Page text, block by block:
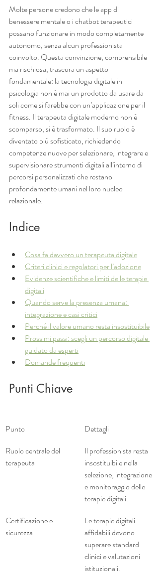
Molte persone credono che le app di
benessere mentale o i chatbot terapeutici
possano funzionare in modo completamente
autonomo, senza alcun professionista
coinvolto. Questa convinzione, comprensibile
ma rischiosa, trascura un aspetto
fondamentale: la tecnologia digitale in
psicologia non è mai un prodotto da usare da
soli come si farebbe con un’applicazione per il
fitness. Il terapeuta digitale moderno non è
scomparso, si è trasformato. Il suo ruolo è
diventato più sofisticato, richiedendo
competenze nuove per selezionare, integrare e
supervisionare strumenti digitali all’interno di
percorsi personalizzati che restano
profondamente umani nel loro nucleo
relazionale.
Indice
Cosa fa davvero un terapeuta digitale
Criteri clinici e regolatori per l’adozione
Evidenze scientifiche e limiti delle terapie
digitali
Quando serve la presenza umana:
integrazione e casi critici
Perché il valore umano resta insostituibile
Prossimi passi: scegli un percorso digitale
guidato da esperti
Domande frequenti
Punti Chiave
Punto
Dettagli
Ruolo centrale del
terapeuta
Il professionista resta
insostituibile nella
selezione, integrazione
e monitoraggio delle
terapie digitali.
Certificazione e
sicurezza
Le terapie digitali
affidabili devono
superare standard
clinici e valutazioni
istituzionali.